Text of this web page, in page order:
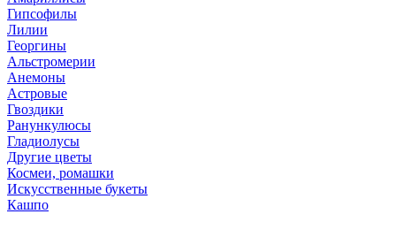
Гипсофилы
Лилии
Георгины
Альстромерии
Анемоны
Астровые
Гвоздики
Ранункулюсы
Гладиолусы
Другие цветы
Космеи, ромашки
Искусственные букеты
Кашпо